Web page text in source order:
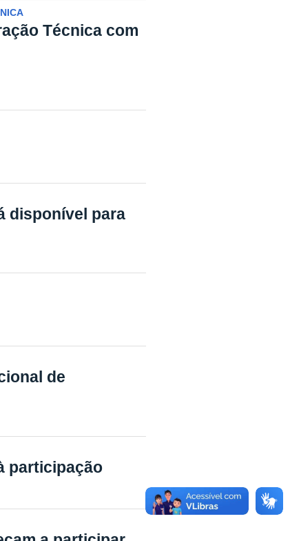
Técnica com
disponível para
de
participação